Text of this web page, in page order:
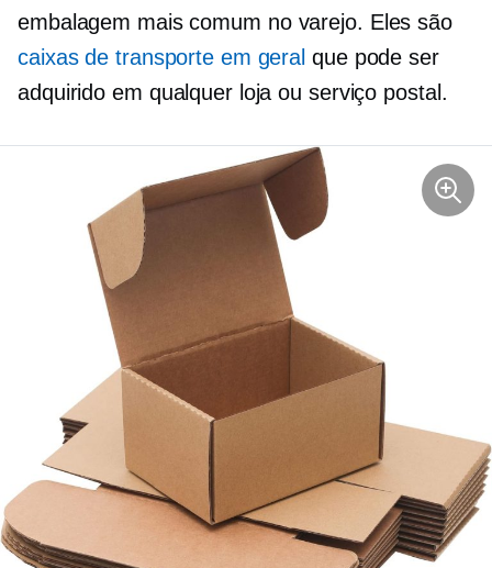
embalagem mais comum no varejo. Eles são
caixas de transporte em geral que pode ser
adquirido em qualquer loja ou serviço postal.